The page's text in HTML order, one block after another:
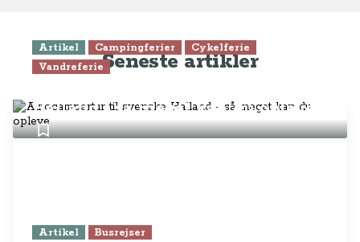
Seneste artikler
Artikel Campingferier
Cykelferie
Vandreferie
Halland - så meget kan du opleve
Artikel Busrejser